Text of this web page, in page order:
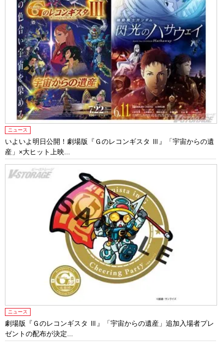
ニュース
いよいよ明日公開！劇場版『Ｇのレコンギスタ Ⅲ』「宇宙からの遺
産」×大ヒット上映...
ニュース
劇場版『Ｇのレコンギスタ Ⅲ』「宇宙からの遺産」追加入場者プレ
ゼントの配布が決定...